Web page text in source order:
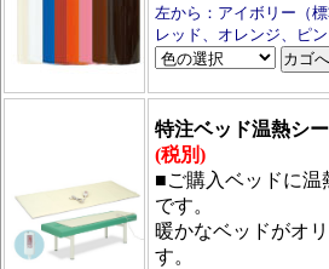
左から：アイボリー（
レッド、オレンジ、ピ
特注ベッド温熱
(税別)
■ご購入ベッドに温
です。
暖かなベッドがオ
す。